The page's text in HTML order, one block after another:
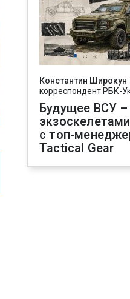
Константин Широкун
корреспондент РБК-
Будущее ВСУ –
с топ-
Tactical Gear